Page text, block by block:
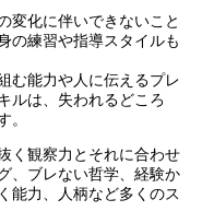
変化に伴いできないこと
の練習や指導スタイルも
む能力や人に伝えるプレ
ルは、失われるどころ
。
く観察力とそれに合わせ
、ブレない哲学、経験か
能力、人柄など多くのス